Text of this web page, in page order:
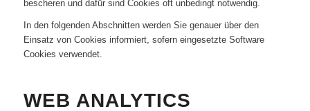
bescheren und dafür sind Cookies oft unbedingt notwendig.
In den folgenden Abschnitten werden Sie genauer über den
Einsatz von Cookies informiert, sofern eingesetzte Software
Cookies verwendet.
WEB ANALYTICS